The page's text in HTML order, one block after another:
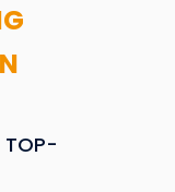
TOP-